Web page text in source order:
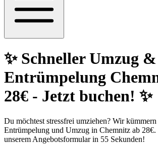
✨ Schneller Umzug &
Entrümpelung
28€ - Jetzt buchen! ✨
Du möchtest stressfrei umziehen? Wir
Entrümpelung und Umzug in Chemnitz ab 28€.
unserem Angebotsformular in 55 Sekunden!